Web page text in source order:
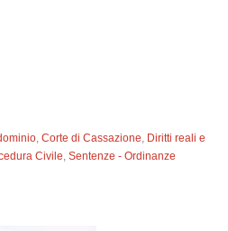
,Corte di Cassazione, Diritti reali e
Civile,Sentenze - Ordinanze